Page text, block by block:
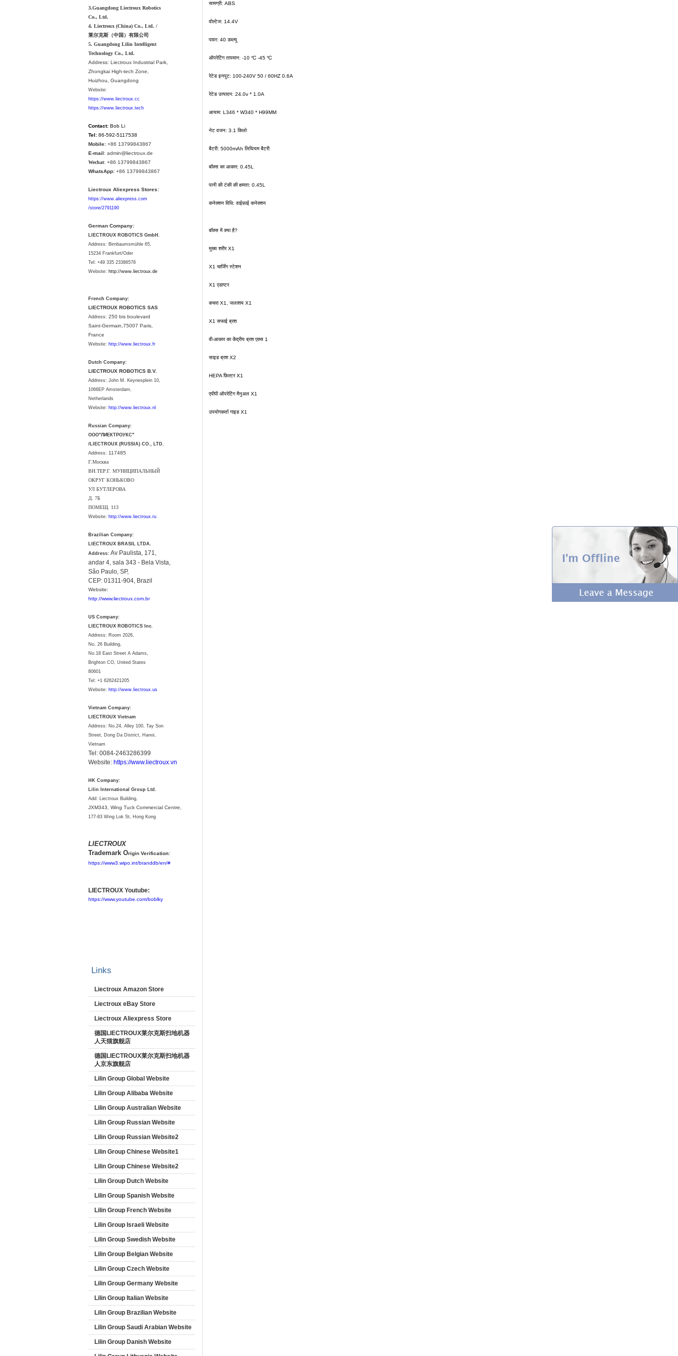
3.Guangdong Liectroux Robotics
Co., Ltd.
4. Liectroux (China) Co., Ltd. /
莱尔克斯（中国）有限公司
5. Guangdong Lilin Intelligent
Technology Co., Ltd.
Address: Liectroux Industrial Park,
Zhongkai High-tech Zone,
Huizhou, Guangdong
Website:
https://www.liectroux.cc
https://www.liectroux.tech
Contact:Bob Li
Tel:86-592-5117538
Mobile:+86 13799843867
E-mail: admin@liectroux.de
Wechat: +86 13799843867
WhatsApp:+86 13799843867
Liectroux Aliexpress Stores:
https://www.aliexpress.com
/store/2791190
German Company:
LIECTROUX ROBOTICS GmbH.
Address: Birnbaumsmühle 65,
15234 Frankfurt/Oder
Tel: +49 335 23386578
Website: http://www.liectroux.de
French Company:
LIECTROUX ROBOTICS SAS
Address: 250 bis boulevard
Saint-Germain,75007 Paris,
France
Website: http://www.liectroux.fr
Dutch Company:
LIECTROUX ROBOTICS B.V.
Address: John M. Keynesplein 10,
1066EP Amsterdam,
Netherlands
Website: http://www.liectroux.nl
Russian Company:
ООО"ЛИЕКТРОУКС"
/LIECTROUX (RUSSIA) CO., LTD.
Address: 117485
Г.Москва
ВН.ТЕР.Г. МУНИЦИПАЛЬНЫЙ
ОКРУГ КОНЬКОВО
УЛ БУТЛЕРОВА
Д. 7Б
ПОМЕЩ. 113
Website: http://www.liectroux.ru
Brazilian Company:
LIECTROUX BRASIL LTDA.
Address: Av Paulista, 171,
andar 4, sala 343 - Bela Vista,
São Paulo, SP,
CEP: 01311-904, Brazil
Website:
http://www.liectroux.com.br
US Company:
LIECTROUX ROBOTICS Inc.
Address: Room 2026,
No. 26 Building,
No.18 East Street A Adams,
Brighton CO, United States
80601
Tel: +1 6262421205
Website: http://www.liectroux.us
Vietnam Company:
LIECTROUX Vietnam
Address: No.24, Alley 100, Tay Son
Street, Dong Da District, Hanoi,
Vietnam
Tel: 0084-2463286399
Website: https://www.liectroux.vn
HK Company:
Lilin International Group Ltd.
Add: Liectroux Building,
JXM343, Wing Tuck Commercial Centre,
177-83 Wing Lok St, Hong Kong
LIECTROUX
Trademark Origin Verification:
https://www3.wipo.int/branddb/en/#
LIECTROUX Youtube:
https://www.youtube.com/boblky
Links
Liectroux Amazon Store
Liectroux eBay Store
Liectroux Aliexpress Store
德国LIECTROUX莱尔克斯扫地机器
人天猫旗舰店
德国LIECTROUX莱尔克斯扫地机器
人京东旗舰店
Lilin Group Global Website
Lilin Group Alibaba Website
Lilin Group Australian Website
Lilin Group Russian Website
Lilin Group Russian Website2
Lilin Group Chinese Website1
Lilin Group Chinese Website2
Lilin Group Dutch Website
Lilin Group Spanish Website
Lilin Group French Website
Lilin Group Israeli Website
Lilin Group Swedish Website
Lilin Group Belgian Website
Lilin Group Czech Website
Lilin Group Germany Website
Lilin Group Italian Website
Lilin Group Brazilian Website
Lilin Group Saudi Arabian Website
Lilin Group Danish Website
सामग्री: ABS
वोल्टेज: 14.4V
पावर: 40 डब्ल्यू
ऑपरेटिंग तापमान: -10 ℃ -45 ℃
रेटेड इनपुट: 100-240V 50 / 60HZ 0.6A
रेटेड उत्पादन: 24.0v * 1.0A
आयाम: L346 * W340 * H99MM
नेट वजन: 3.1 किलो
बैटरी: 5000mAh लिथियम बैटरी
बॉक्स का आकार: 0.45L
पानी की टंकी की क्षमता: 0.45L
कनेक्शन विधि: वाईफ़ाई कनेक्शन
बॉक्स में क्या है?
मुख्य शरीर X1
X1 चार्जिंग स्टेशन
X1 एडाप्टर
कचरा X1, जलाशय X1
X1 सफाई ब्रश
वी-आकार का केंद्रीय ब्रश एक्स 1
साइड ब्रश X2
HEPA फ़िल्टर X1
एपीपी ऑपरेटिंग मैनुअल X1
उपयोगकर्ता गाइड X1